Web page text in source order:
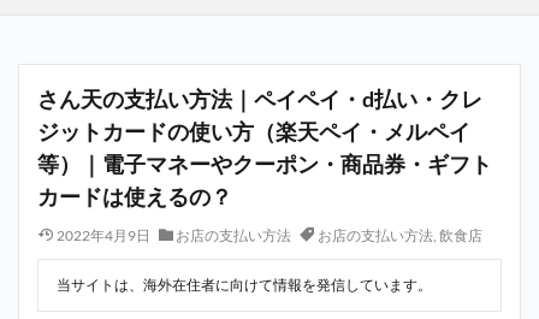
さん天の支払い方法｜ペイペイ・d払い・クレ
ジットカードの使い方（楽天ペイ・メルペイ
等）｜電子マネーやクーポン・商品券・ギフト
カードは使えるの？
2022年4月9日 お店の支払い方法 お店の支払い方法, 飲食店
当サイトは、海外在住者に向けて情報を発信しています。